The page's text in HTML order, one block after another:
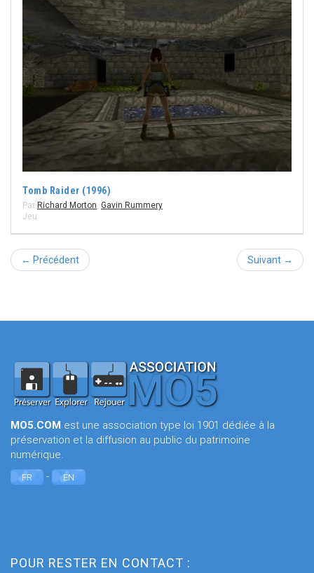
Tomb Raider (1996)
Par Richard Morton Gavin Rummery
Jeu
← Précédent Suivant →
MO5.COM est une association type loi 1901 dédiée à la
préservation et la diffusion au public du patrimoine
numérique.
FR - EN
POUR RESTER EN CONTACT :